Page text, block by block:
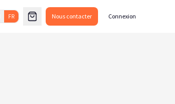
FR Nous contacter Connexion